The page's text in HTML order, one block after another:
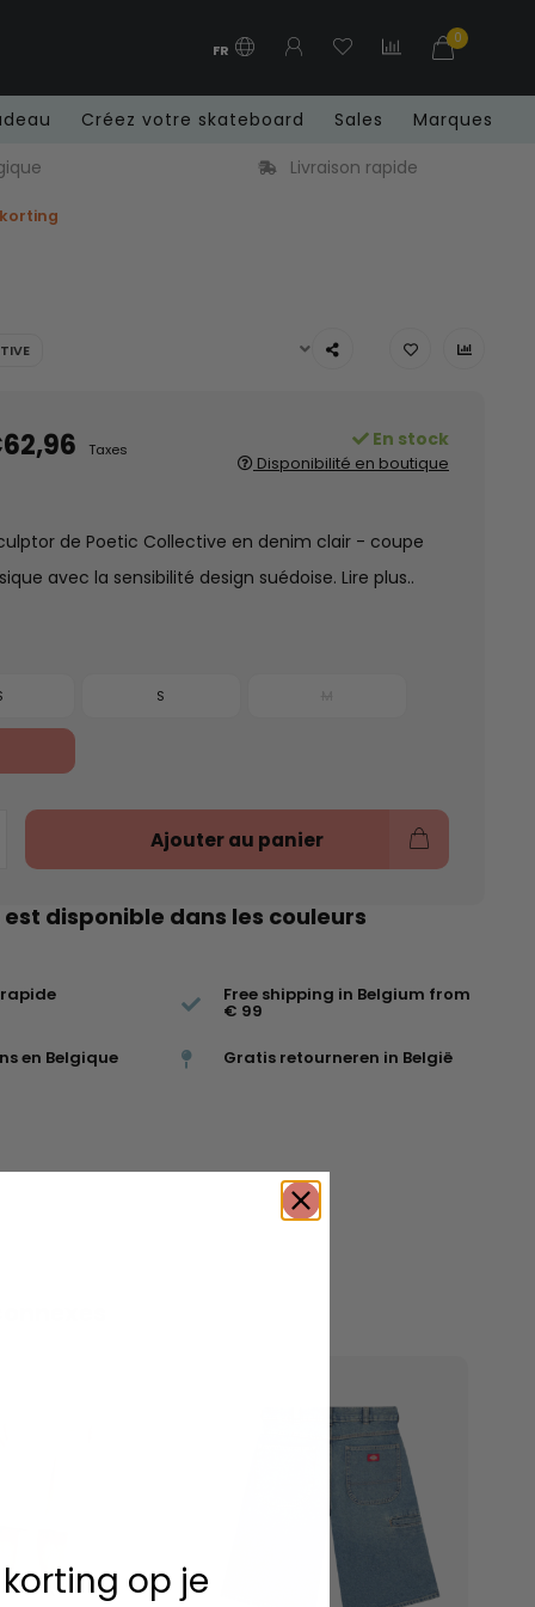
FR
0
Créez votre skateboard Sales
Marques
Livraison rapide
Taxes
En stock
Disponibilité en boutique
de Poetic Collective en denim clair - coupe
avec la sensibilité design suédoise. Lire plus..
S
Ajouter au panier
disponible dans les couleurs
Free shipping in Belgium from
€ 99
en Belgique Gratis retourneren in België
op je